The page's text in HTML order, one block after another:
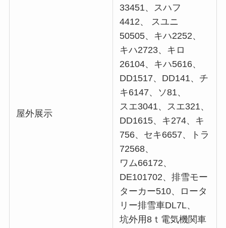
屋外展示
33451、スハフ
4412、 スユニ
50505、キハ2252、
キハ2723、キロ
26104、キハ5616、
DD1517、DD141、チ
キ6147、ソ81、
スエ3041、スエ321、
DD1615、キ274、キ
756、セキ6657、トラ
72568、
ワム66172、
DE101702、排雪モー
ターカー510、ロータ
リー排雪車DL7L、
坑外用8ｔ電気機関車